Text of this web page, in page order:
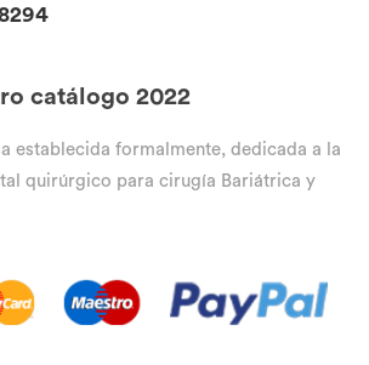
catálogo 2022
establecida formalmente, dedicada a la
quirúrgico para cirugía Bariátrica y